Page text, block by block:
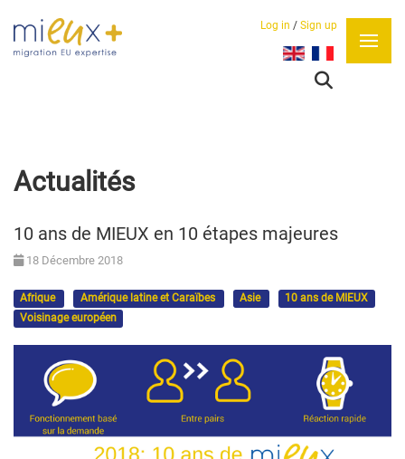
Log in / Sign up
Sélectionnez votre
Actualités
10 ans de MIEUX en 10 étapes majeures
18 Décembre 2018
Afrique Amérique latine et Caraïbes Asie
10 ans de MIEUX
Voisinage européen